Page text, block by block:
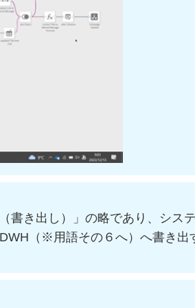
書き出し）」の略であり、シス
（※用語その６へ）へ書き出